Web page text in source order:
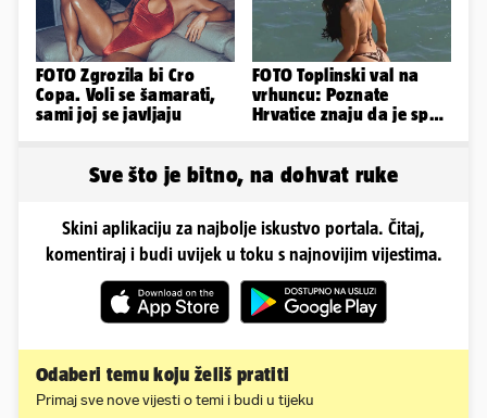
FOTO Zgrozila bi Cro
Copa. Voli se šamarati,
sami joj se javljaju
FOTO Toplinski val na
vrhuncu: Poznate
Hrvatice znaju da je spas
Sve što je bitno, na dohvat ruke
Skini aplikaciju za najbolje iskustvo portala. Čitaj,
komentiraj i budi uvijek u toku s najnovijim vijestima.
Odaberi temu koju želiš pratiti
Primaj sve nove vijesti o temi i budi u tijeku